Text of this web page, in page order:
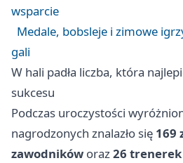
wsparcie
Medale, bobsleje i zimowe
gali
W hali padła liczba, która
sukcesu
Podczas uroczystości
nagrodzonych znalazło się 169
zawodników oraz26